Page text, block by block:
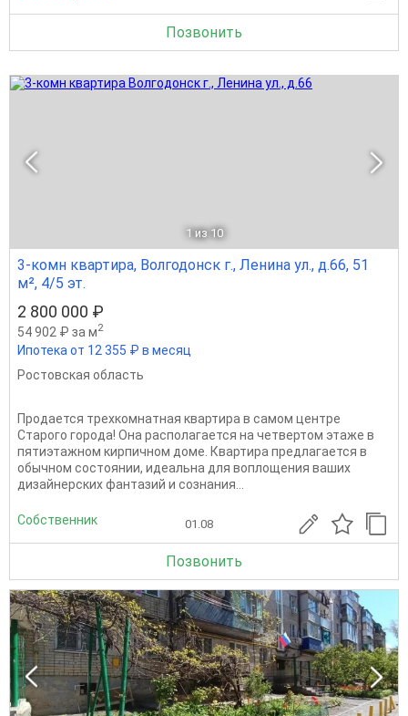
Позвонить
1 из 10
3-комн квартира, Волгодонск г., Ленина ул., д.66, 51
м², 4/5 эт.
2 800 000 ₽
54 902 ₽ за м2
Ипотека от 12 355 ₽ в месяц
Ростовская область
Продается трехкомнатная квартира в самом центре
Старого города! Она располагается на четвертом этаже в
пятиэтажном кирпичном доме. Квартира предлагается в
обычном состоянии, идеальна для воплощения ваших
дизайнерских фантазий и сознания...
Собственник 01.08
Позвонить